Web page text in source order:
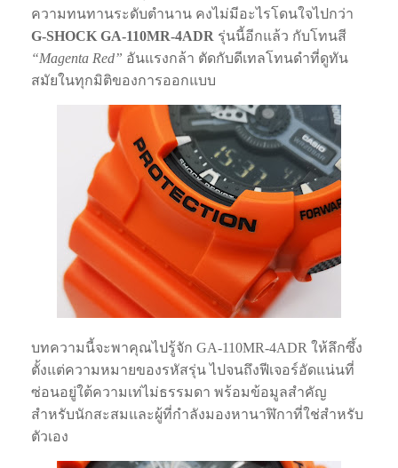
ความทนทานระดับตำนาน คงไม่มีอะไรโดนใจไปกว่า
G-SHOCK GA-110MR-4ADR รุ่นนี้อีกแล้ว กับโทนสี
“Magenta Red” อันแรงกล้า ตัดกับดีเทลโทนดำที่ดูทัน
สมัยในทุกมิติของการออกแบบ
บทความนี้จะพาคุณไปรู้จัก GA-110MR-4ADR ให้ลึกซึ้ง
ตั้งแต่ความหมายของรหัสรุ่น ไปจนถึงฟีเจอร์อัดแน่นที่
ซ่อนอยู่ใต้ความเท่ไม่ธรรมดา พร้อมข้อมูลสำคัญ
สำหรับนักสะสมและผู้ที่กำลังมองหานาฬิกาที่ใช่สำหรับ
ตัวเอง